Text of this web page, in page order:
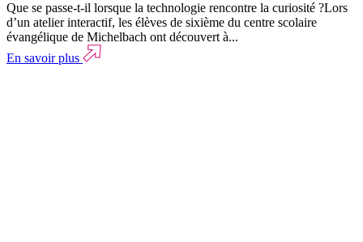
Que se passe-t-il lorsque la technologie rencontre la curiosité ?Lors
d’un atelier interactif, les élèves de sixième du centre scolaire
évangélique de Michelbach ont découvert à...
En savoir plus